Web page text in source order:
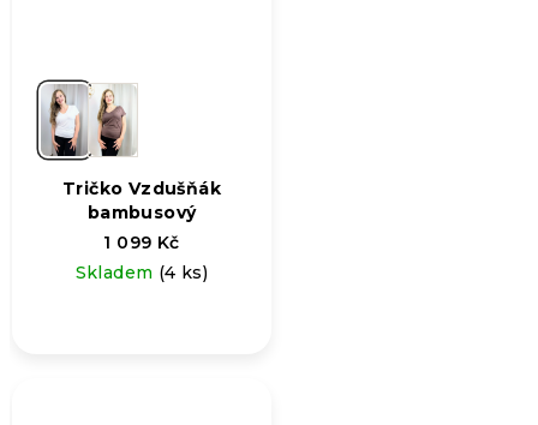
Tričko Vzdušňák
bambusový
1 099 Kč
Skladem (4 ks)